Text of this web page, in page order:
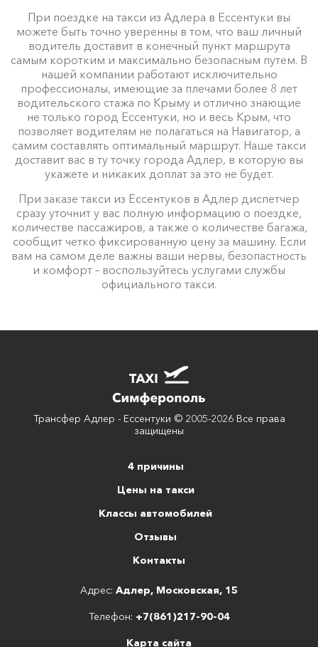
При поездке на такси из Адлера в Ессентуки вы
можете быть точно уверенны в том, что ваш личный
водитель доставит в конечный пункт маршрута
самым коротким и максимально безопасным путем. В
нашей компании работают исключительно
профессионалы, имеющие за плечами более 8 лет
водительского стажа по Крыму и отлично знающие
не только город Ессентуки, но и весь Крым, что
позволяет водителям не полагаться на Навигатор, а
самим составлять оптимальный маршрут. Наше такси
доставит вас в ту точку города Адлер, в которую вы
укажете и никаких доплат за это не будет.
При заказе такси из Ессентуков в Адлер диспетчер
сразу уточнит у вас полную информацию о поездке,
количестве пассажиров, а также о количестве багажа,
сообщит четко фиксированную цену за машину. Если
вам на самом деле важны ваши нервы, безопастность
и комфорт – воспользуйтесь услугами службы
официального такси.
Трансфер Адлер - Ессентуки © 2005-2026 Все права
защищены
4 причины
Цены на такси
Классы автомобилей
Отзывы
Контакты
Адрес: Адлер, Московская, 15
Телефон: +7(861)217-90-04
Карта сайта